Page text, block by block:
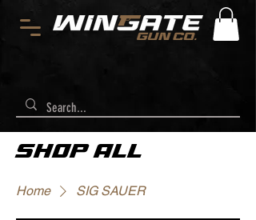
SHOP ALL
Home SIG SAUER